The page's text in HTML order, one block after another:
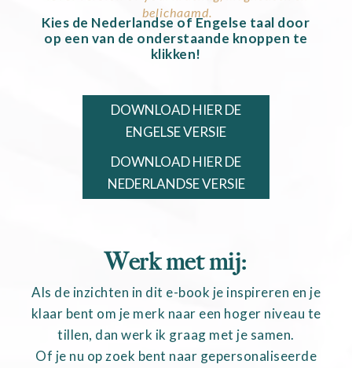
belichaamd.
Kies de Nederlandse of Engelse taal door
op een van de onderstaande knoppen te
klikken!
DOWNLOAD HIER DE
ENGELSE VERSIE
DOWNLOAD HIER DE
NEDERLANDSE VERSIE
Werk met mij:
Als de inzichten in dit e-book je inspireren en je
klaar bent om je merk naar een hoger niveau te
tillen, dan werk ik graag met je samen.
Of je nu op zoek bent naar gepersonaliseerde